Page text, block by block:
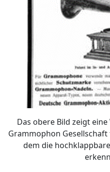
Das obere Bild zeigt
Grammophon
dem die